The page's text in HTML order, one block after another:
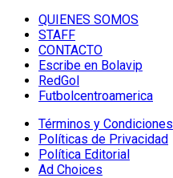
QUIENES SOMOS
STAFF
CONTACTO
Escribe en Bolavip
RedGol
Futbolcentroamerica
Términos y Condiciones
Políticas de Privacidad
Política Editorial
Ad Choices